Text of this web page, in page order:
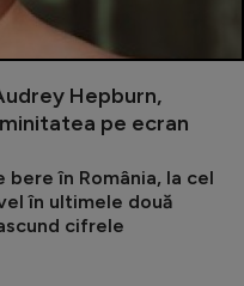
Hepburn,
pe ecran
bere în România, la cel
în ultimele două
cifrele